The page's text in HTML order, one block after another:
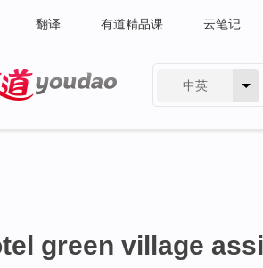
翻译 有道精品课 云笔记
中英
green village